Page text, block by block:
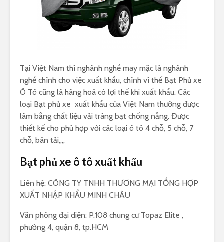
Tại Việt Nam thì nghành nghề may mặc là nghành
nghề chính cho việc xuất khẩu, chính vì thế Bạt Phủ xe
Ô Tô cũng là hàng hoá có lợi thế khi xuất khẩu. Các
loại Bạt phủ xe xuất khẩu của Việt Nam thường được
làm bằng chất liệu vải tráng bạt chống nắng. Được
thiết kế cho phù hợp với các loại ô tô 4 chỗ, 5 chỗ, 7
chỗ, bán tải,,,,
Bạt phủ xe ô tô xuất khẩu
Liên hệ: CÔNG TY TNHH THƯƠNG MẠI TỔNG HỢP
XUẤT NHẬP KHẨU MINH CHÂU
Văn phòng đại diện: P.108 chung cư Topaz Elite ,
phường 4, quận 8, tp.HCM